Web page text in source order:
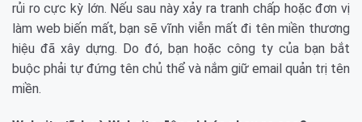
rủi ro cực kỳ lớn. Nếu sau này xảy ra tranh chấp hoặc đơn vị
làm web biến mất, bạn sẽ vĩnh viễn mất đi tên miền thương
hiệu đã xây dựng. Do đó, bạn hoặc công ty của bạn bắt
buộc phải tự đứng tên chủ thể và nắm giữ email quản trị tên
miền.